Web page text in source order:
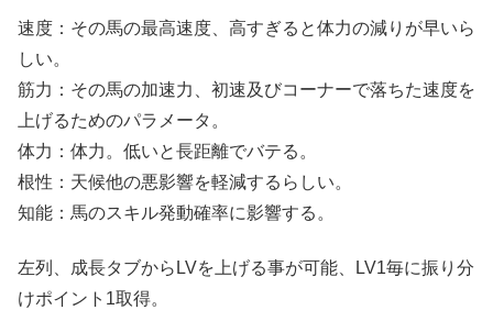
速度：その馬の最高速度、高すぎると体力の減りが早いら
しい。
筋力：その馬の加速力、初速及びコーナーで落ちた速度を
上げるためのパラメータ。
体力：体力。低いと長距離でバテる。
根性：天候他の悪影響を軽減するらしい。
知能：馬のスキル発動確率に影響する。
左列、成長タブからLVを上げる事が可能、LV1毎に振り分
けポイント1取得。